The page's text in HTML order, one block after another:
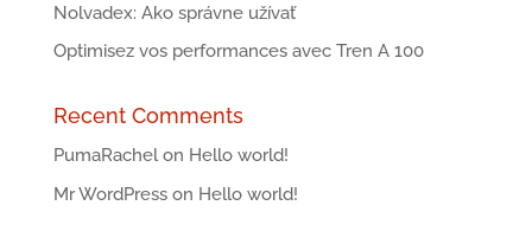
Nolvadex: Ako správne užívať
Optimisez vos performances avec Tren A 100
Recent Comments
PumaRachelon Hello world!
Mr WordPresson Hello world!